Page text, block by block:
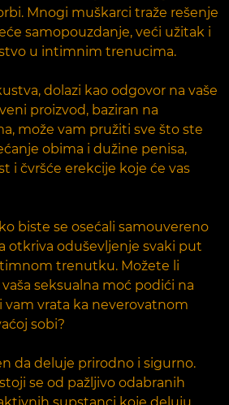
Mnogi muškarci traže rešenje
samopouzdanje, veći užitak i
u intimnim trenucima.
dolazi kao odgovor na vaše
proizvod, baziran na
može vam pružiti sve što ste
obima i dužine penisa,
i čvršće erekcije koje će vas
biste se osećali samouvereno
otkriva oduševljenje svaki put
trenutku. Možete li
seksualna moć podići na
vam vrata ka neverovatnom
sobi?
da deluje prirodno i sigurno.
se od pažljivo odabranih
supstanci koje deluju